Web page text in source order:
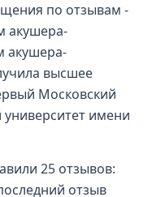
по отзывам -
акушера-
акушера-
высшее
Московский
имени
25 отзывов:
отзыв